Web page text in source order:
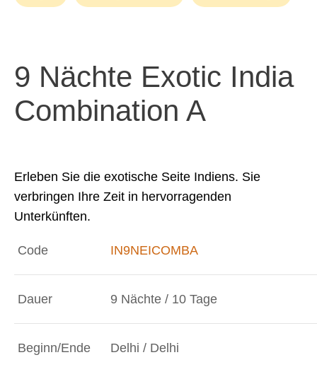
9 Nächte Exotic India
Combination A
Erleben Sie die exotische Seite Indiens. Sie
verbringen Ihre Zeit in hervorragenden
Unterkünften.
Code IN9NEICOMBA
Dauer 9 Nächte / 10 Tage
Beginn/Ende Delhi / Delhi